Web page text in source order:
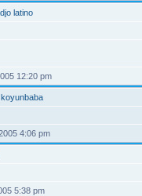
latino
12:20 pm
koyunbaba
4:06 pm
5:38 pm